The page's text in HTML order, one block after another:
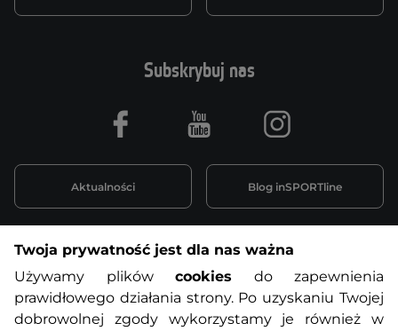
Informacje o zakupach
O nas Regulamin sklepu
Subskrybuj nas
Aktualności Blog inSPORTline
Facebook Youtube Instagram
Twoja prywatność jest dla nas ważna
Używamy plików cookies do zapewnienia
prawidłowego działania strony. Po uzyskaniu Twojej
dobrowolnej zgody wykorzystamy je również w